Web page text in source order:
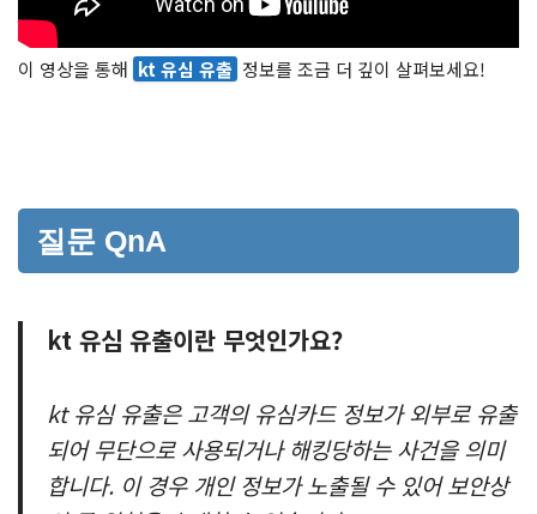
이 영상을 통해 kt 유심 유출 정보를 조금 더 깊이 살펴보세요!
질문 QnA
kt 유심 유출이란 무엇인가요?
kt 유심 유출은 고객의 유심카드 정보가 외부로 유출
되어 무단으로 사용되거나 해킹당하는 사건을 의미
합니다. 이 경우 개인 정보가 노출될 수 있어 보안상